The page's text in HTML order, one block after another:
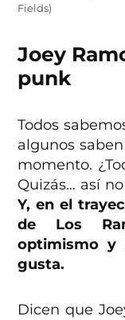
Fields)
Joey
punk
Todos
algunos
momento.
Quizás… así
Y, en el
de Los
optimismo y
gusta.
Dicen que